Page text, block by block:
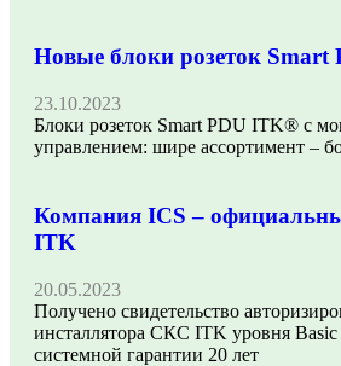
Новые блоки розеток Smart
23.10.2023
Блоки розеток Smart PDU ITK® с
управлением: шире ассортимент –
Компания ICS –
ITK
20.05.2023
Получено свидетельство
инсталлятора СКС ITK уровня Basic
системной гарантии 20 лет